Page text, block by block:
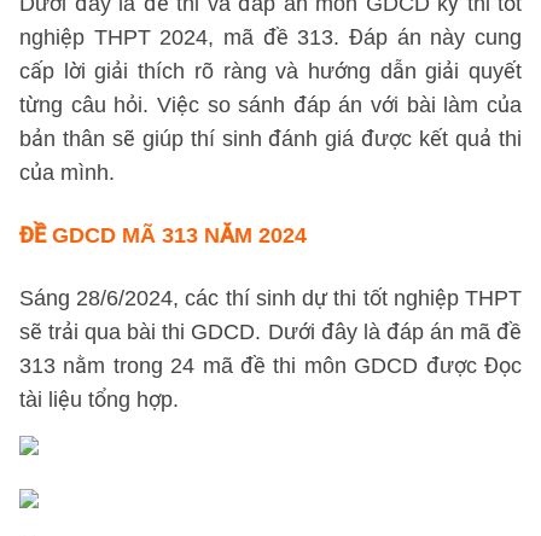
nghiệp THPT 2024, mã đề 313. Đáp án này cung
cấp lời giải thích rõ ràng và hướng dẫn giải quyết
từng câu hỏi. Việc so sánh đáp án với bài làm của
bản thân sẽ giúp thí sinh đánh giá được kết quả thi
của mình.
ĐỀ GDCD MÃ 313 NĂM 2024
Sáng 28/6/2024, các thí sinh dự thi tốt nghiệp THPT
sẽ trải qua bài thi GDCD. Dưới đây là đáp án mã đề
313 nằm trong 24 mã đề thi môn GDCD được Đọc
tài liệu tổng hợp.